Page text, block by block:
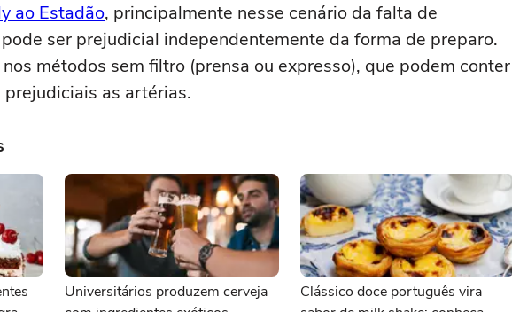
ao Estadão, principalmente nesse cenário da falta de
ser prejudicial independentemente da forma de preparo.
métodos sem filtro (prensa ou expresso), que podem conter
as artérias.
Universitários produzem cerveja
Clássico doce português vira